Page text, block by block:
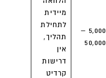
5,000 –
50,000
מיידית
לתחילת
תהליך,
אין
דרישות
קרדיט